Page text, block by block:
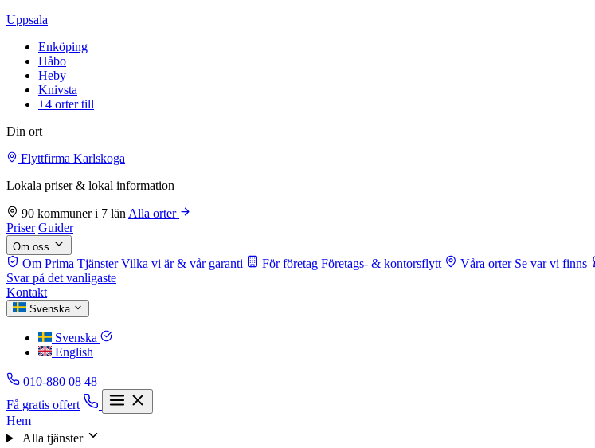
Uppsala
Enköping
Håbo
Heby
Knivsta
+4 orter till
Din ort
Flyttfirma Karlskoga
Lokala priser & lokal information
90 kommuner i 7 län Alla orter
Priser Guider
Om oss
Om Prima Tjänster Vilka vi är & vår garanti För företag Företags- & kontorsflytt Våra orter Se var vi finns
Svar på det vanligaste
Kontakt
Svenska
Svenska
English
010-880 08 48
Få gratis offert
Hem
Alla tjänster